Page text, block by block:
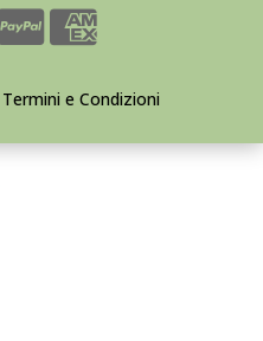
Termini e Condizioni